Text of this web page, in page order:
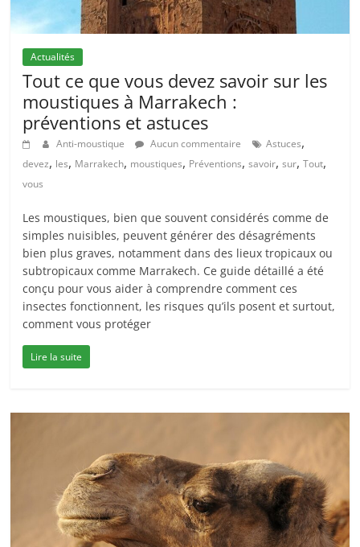
Actualités
Tout ce que vous devez savoir sur les
moustiques à Marrakech :
préventions et astuces
Anti-moustique Aucun commentaire Astuces,
devez, les, Marrakech, moustiques, Préventions,savoir,sur,Tout,
vous
Les moustiques, bien que souvent considérés comme de
simples nuisibles, peuvent générer des désagréments
bien plus graves, notamment dans des lieux tropicaux ou
subtropicaux comme Marrakech. Ce guide détaillé a été
conçu pour vous aider à comprendre comment ces
insectes fonctionnent, les risques qu’ils posent et surtout,
comment vous protéger
Lire la suite